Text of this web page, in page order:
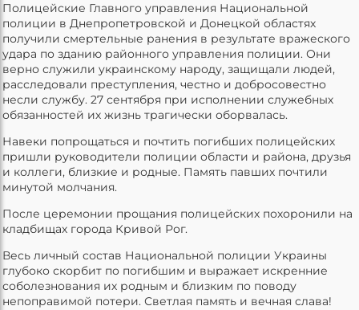
Полицейские Главного управления Национальной
полиции в Днепропетровской и Донецкой областях
получили смертельные ранения в результате вражеского
удара по зданию районного управления полиции. Они
верно служили украинскому народу, защищали людей,
расследовали преступления, честно и добросовестно
несли службу. 27 сентября при исполнении служебных
обязанностей их жизнь трагически оборвалась.
Навеки попрощаться и почтить погибших полицейских
пришли руководители полиции области и района, друзья
и коллеги, близкие и родные. Память павших почтили
минутой молчания.
После церемонии прощания полицейских похоронили на
кладбищах города Кривой Рог.
Весь личный состав Национальной полиции Украины
глубоко скорбит по погибшим и выражает искренние
соболезнования их родным и близким по поводу
непоправимой потери. Светлая память и вечная слава!